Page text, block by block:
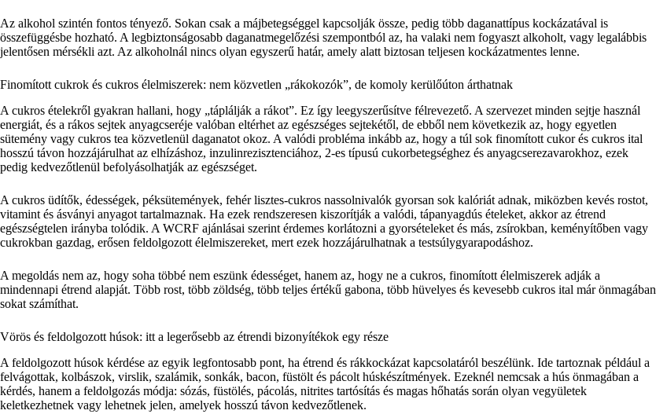
Az alkohol szintén fontos tényező. Sokan csak a májbetegséggel kapcsolják össze, pedig több daganattípus kockázatával is
összefüggésbe hozható. A legbiztonságosabb daganatmegelőzési szempontból az, ha valaki nem fogyaszt alkoholt, vagy legalábbis
jelentősen mérsékli azt. Az alkoholnál nincs olyan egyszerű határ, amely alatt biztosan teljesen kockázatmentes lenne.
Finomított cukrok és cukros élelmiszerek: nem közvetlen „rákokozók”, de komoly kerülőúton árthatnak
A cukros ételekről gyakran hallani, hogy „táplálják a rákot”. Ez így leegyszerűsítve félrevezető. A szervezet minden sejtje használ
energiát, és a rákos sejtek anyagcseréje valóban eltérhet az egészséges sejtekétől, de ebből nem következik az, hogy egyetlen
sütemény vagy cukros tea közvetlenül daganatot okoz. A valódi probléma inkább az, hogy a túl sok finomított cukor és cukros ital
hosszú távon hozzájárulhat az elhízáshoz, inzulinrezisztenciához, 2-es típusú cukorbetegséghez és anyagcserezavarokhoz, ezek
pedig kedvezőtlenül befolyásolhatják az egészséget.
A cukros üdítők, édességek, péksütemények, fehér lisztes-cukros nassolnivalók gyorsan sok kalóriát adnak, miközben kevés rostot,
vitamint és ásványi anyagot tartalmaznak. Ha ezek rendszeresen kiszorítják a valódi, tápanyagdús ételeket, akkor az étrend
egészségtelen irányba tolódik. A WCRF ajánlásai szerint érdemes korlátozni a gyorsételeket és más, zsírokban, keményítőben vagy
cukrokban gazdag, erősen feldolgozott élelmiszereket, mert ezek hozzájárulhatnak a testsúlygyarapodáshoz.
A megoldás nem az, hogy soha többé nem eszünk édességet, hanem az, hogy ne a cukros, finomított élelmiszerek adják a
mindennapi étrend alapját. Több rost, több zöldség, több teljes értékű gabona, több hüvelyes és kevesebb cukros ital már önmagában
sokat számíthat.
Vörös és feldolgozott húsok: itt a legerősebb az étrendi bizonyítékok egy része
A feldolgozott húsok kérdése az egyik legfontosabb pont, ha étrend és rákkockázat kapcsolatáról beszélünk. Ide tartoznak például a
felvágottak, kolbászok, virslik, szalámik, sonkák, bacon, füstölt és pácolt húskészítmények. Ezeknél nemcsak a hús önmagában a
kérdés, hanem a feldolgozás módja: sózás, füstölés, pácolás, nitrites tartósítás és magas hőhatás során olyan vegyületek
keletkezhetnek vagy lehetnek jelen, amelyek hosszú távon kedvezőtlenek.